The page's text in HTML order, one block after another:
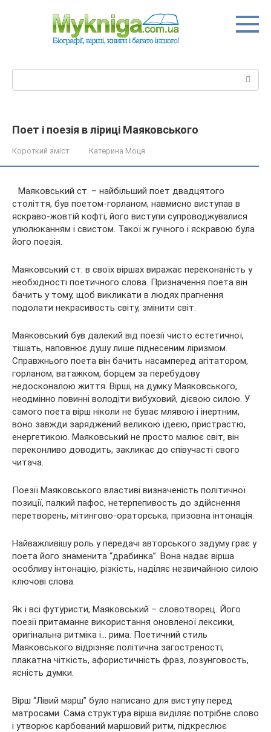
Поет і поезія в ліриці Маяковського
Короткий зміст Катерина Моця
Маяковський ст. – найбільший поет двадцятого
століття, був поетом-горланом, навмисно виступав в
яскраво-жовтій кофті, його виступи супроводжувалися
улюлюканням і свистом. Такої ж гучного і яскравою була
його поезія.
Маяковський ст. в своїх віршах виражає переконаність у
необхідності поетичного слова. Призначення поета він
бачить у тому, щоб викликати в людях прагнення
подолати некрасивость світу, змінити світ.
Маяковський був далекий від поезії чисто естетичної,
тішать, наповнює душу лише піднесеним ліризмом.
Справжнього поета він бачить насамперед агітатором,
горланом, ватажком, борцем за перебудову
недосконалою життя. Вірші, на думку Маяковського,
неодмінно повинні володіти вибуховий, дієвою силою. У
самого поета вірш ніколи не буває млявою і інертним,
воно завжди заряджений великою ідеєю, пристрастю,
енергетикою. Маяковський не просто малює світ, він
переконливо доводить, закликає до співучасті свого
читача.
Поезії Маяковського властиві визначеність політичної
позиції, палкий пафос, нетерпепивость до здійснення
перетворень, мітингово-ораторська, призовна інтонація.
Найважливішу роль у передачі авторського задуму грає у
поета його знаменита “драбинка”. Вона надає вірша
особливу інтонацію, різкість, наділяє незвичайною силою
ключові слова.
Як і всі футуристи, Маяковський – словотворец. Його
поезії притаманне використання оновленої лексики,
оригінальна ритміка і… рима. Поетичний стиль
Маяковського відрізняє політична загостреності,
плакатна чіткість, афористичність фраз, лозунговость,
ясність думки.
Вірш “Лівий марш” було написано для виступу перед
матросами. Сама структура вірша виділяє потрібне слово
і утворює карбований маршовий ритм, підкреслює